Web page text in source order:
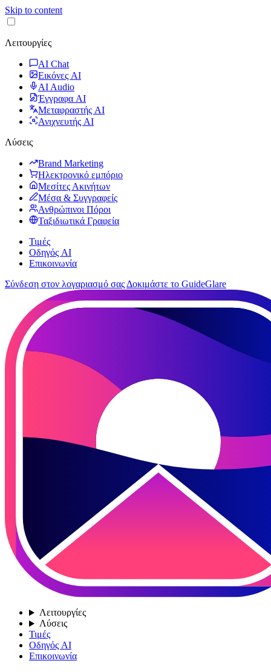
Skip to content
Λειτουργίες
AI Chat
Εικόνες AI
AI Audio
Έγγραφα AI
Μεταφραστής AI
Ανιχνευτής AI
Λύσεις
Brand Marketing
Ηλεκτρονικό εμπόριο
Μεσίτες Ακινήτων
Μέσα & Συγγραφείς
Ανθρώπινοι Πόροι
Ταξιδιωτικά Γραφεία
Τιμές
Οδηγός AI
Επικοινωνία
Σύνδεση στον λογαριασμό σας Δοκιμάστε το GuideGlare
Λειτουργίες
Λύσεις
Τιμές
Οδηγός AI
Επικοινωνία